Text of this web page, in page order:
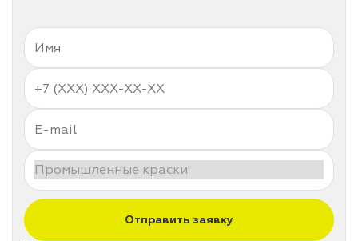
Отправить заявку